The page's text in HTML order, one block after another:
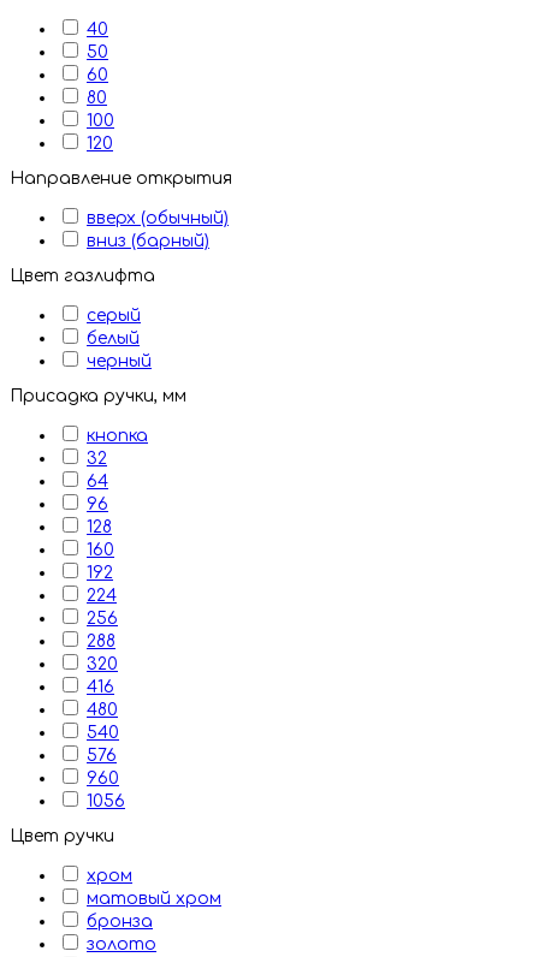
40
50
60
80
100
120
Направление открытия
вверх (обычный)
вниз (барный)
Цвет газлифта
серый
белый
черный
Присадка ручки, мм
кнопка
32
64
96
128
160
192
224
256
288
320
416
480
540
576
960
1056
Цвет ручки
хром
матовый хром
бронза
золото